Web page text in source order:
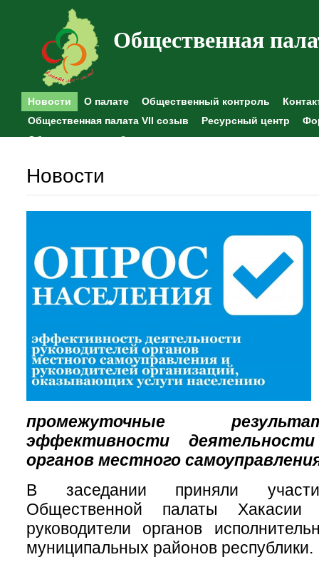
Общественная
Новости О палате Общественный контроль
Общественная палата VII созыв
Ресурсный центр
Общественные наблюдения
Новости
промежуточные
эффективности деятельности
органов местного
В заседании приняли
Общественной палаты Хакасии
руководители органов
муниципальных районов республики.